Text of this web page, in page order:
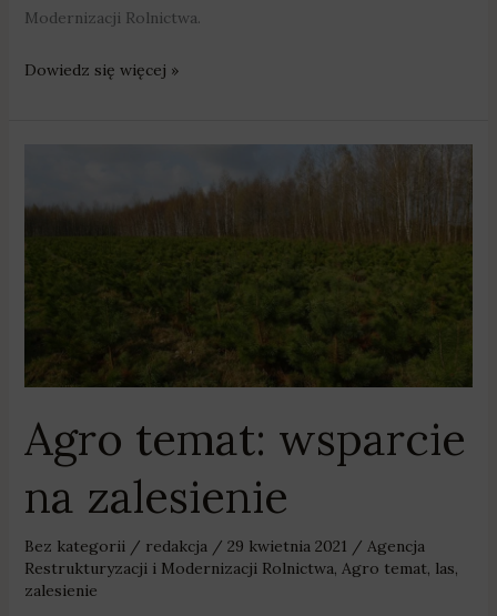
Modernizacji Rolnictwa.
Dowiedz się więcej »
Agro temat: wsparcie
na zalesienie
Bez kategorii/ redakcja / 29 kwietnia 2021 / Agencja
Restrukturyzacji i Modernizacji Rolnictwa, Agro temat, las,
zalesienie
wsparcie
zalesienie